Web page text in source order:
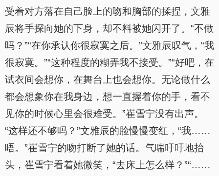
受着对方落在自己脸上的吻和胸部的揉捏，文雅
辰将手探向她的下身，却不料被她闪开了。“不做
吗？”“在你承认你很寂寞之后。”文雅辰叹气，“我
很寂寞。”“这种程度的糊弄我不接受。”“好吧，在
试衣间会想你，在舞台上也会想你。无论做什么
都会想象你在我身边，想一直握着你的手，看不
见你的时候心里会很难受。”崔雪宁没有出声。
“这样还不够吗？”文雅辰的脸慢慢变红，“我……
唔。”崔雪宁的吻打断了她的话。气喘吁吁地抬
头，崔雪宁看着她微笑，“去床上怎么样？”“……